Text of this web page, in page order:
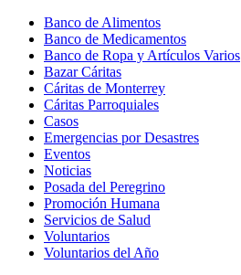
Banco de Alimentos
Banco de Medicamentos
Banco de Ropa y Artículos Varios
Bazar Cáritas
Cáritas de Monterrey
Cáritas Parroquiales
Casos
Emergencias por Desastres
Eventos
Noticias
Posada del Peregrino
Promoción Humana
Servicios de Salud
Voluntarios
Voluntarios del Año